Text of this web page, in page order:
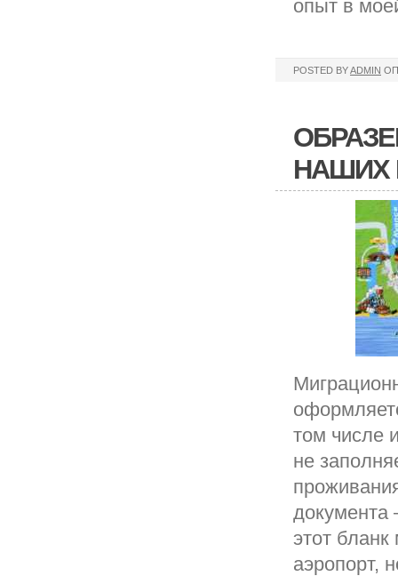
опыт в
POSTED BYADMIN
НАШИХ
том числе
не
документа
этот
аэропорт,